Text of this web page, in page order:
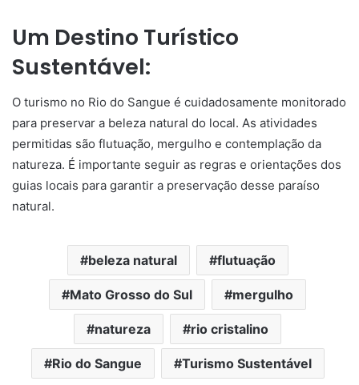
Um Destino Turístico
Sustentável:
O turismo no Rio do Sangue é cuidadosamente monitorado
para preservar a beleza natural do local. As atividades
permitidas são flutuação, mergulho e contemplação da
natureza. É importante seguir as regras e orientações dos
guias locais para garantir a preservação desse paraíso
natural.
beleza natural flutuação
Mato Grosso do Sul mergulho
natureza rio cristalino
Rio do Sangue Turismo Sustentável